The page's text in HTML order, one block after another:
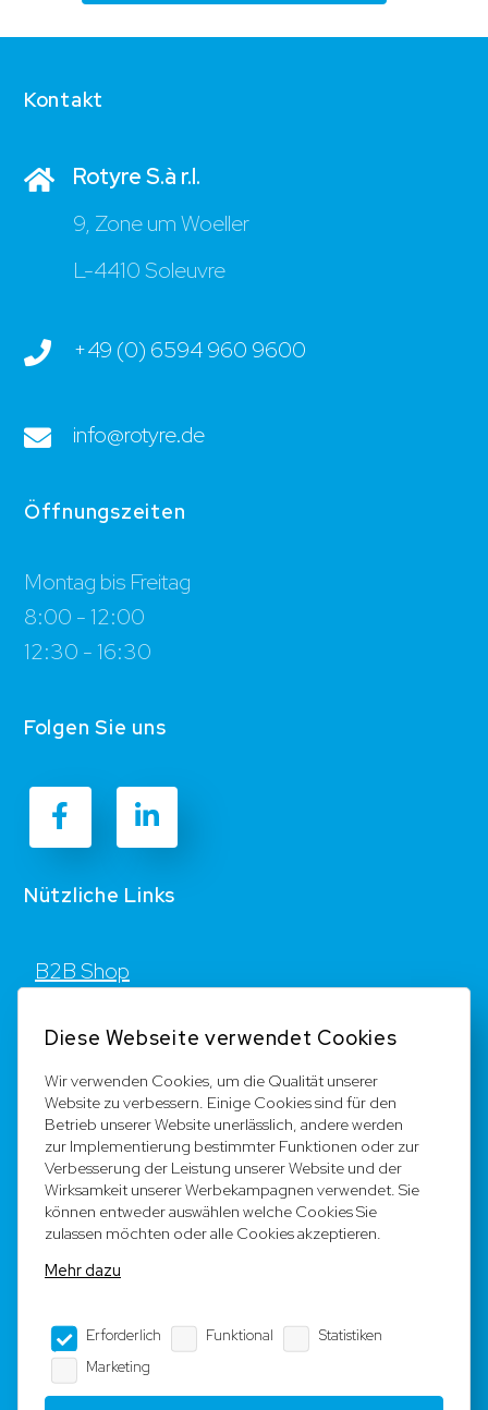
Kontakt
Rotyre S.à r.l.
9, Zone um Woeller
L-4410 Soleuvre
+49 (0) 6594 960 9600
info@rotyre.de
Öffnungszeiten
Montag bis Freitag
8:00 - 12:00
12:30 - 16:30
Folgen Sie uns
Nützliche Links
B2B Shop
Registrieren
Team
Rechtliche Hinweise
Impressum
Datenschutz
Diese Webseite verwendet Cookies
Wir verwenden Cookies, um die Qualität unserer
Website zu verbessern. Einige Cookies sind für den
Betrieb unserer Website unerlässlich, andere werden
zur Implementierung bestimmter Funktionen oder zur
Verbesserung der Leistung unserer Website und der
Wirksamkeit unserer Werbekampagnen verwendet. Sie
können entweder auswählen welche Cookies Sie
zulassen möchten oder alle Cookies akzeptieren.
Mehr dazu
Erforderlich Funktional
Statistiken
Marketing